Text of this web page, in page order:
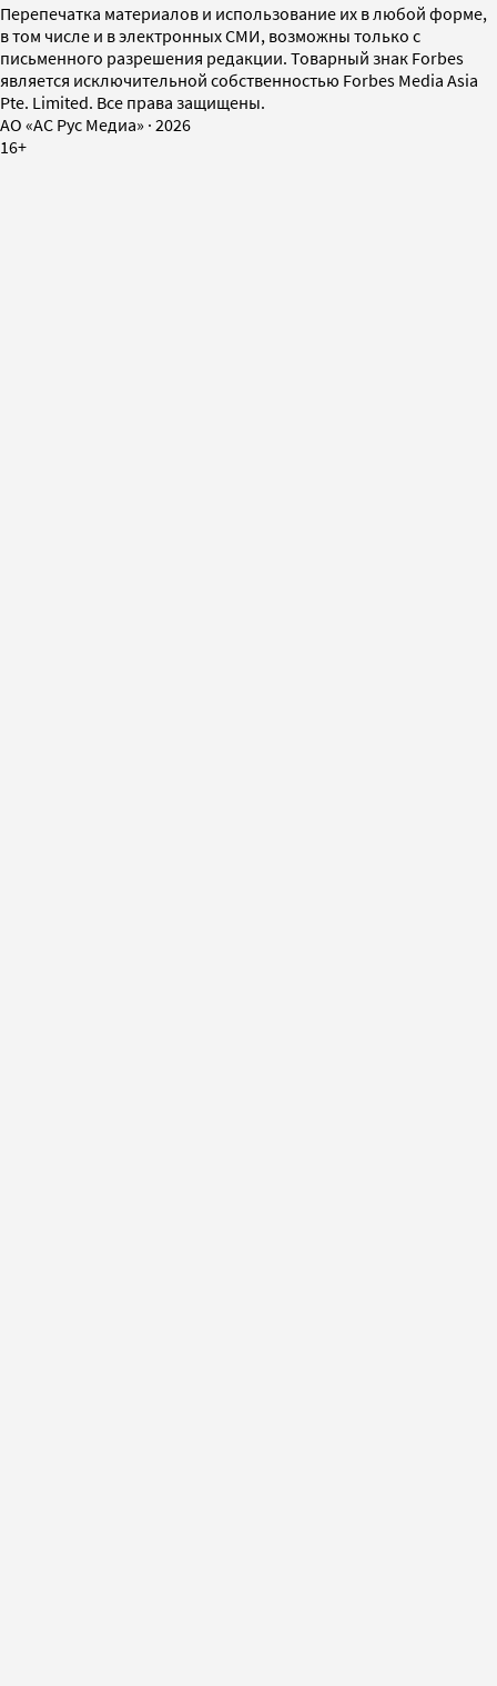
Перепечатка материалов и использование их в любой форме,
в том числе и в электронных СМИ, возможны только с
письменного разрешения редакции. Товарный знак Forbes
является исключительной собственностью Forbes Media Asia
Pte. Limited. Все права защищены.
AO «АС Рус Медиа» · 2026
16+